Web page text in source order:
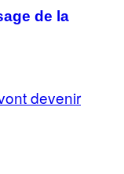
de la